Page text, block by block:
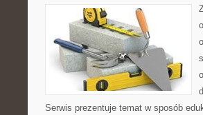
Serwis prezentuje temat w sposób